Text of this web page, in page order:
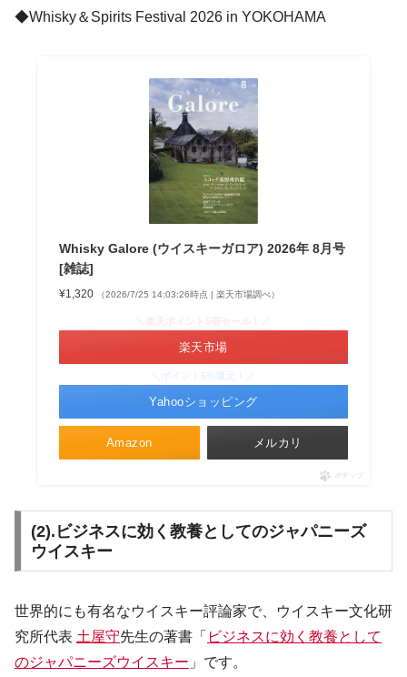
◆Whisky＆Spirits Festival 2026 in YOKOHAMA
Whisky Galore (ウイスキーガロア) 2026年 8月号
[雑誌]
¥1,320 （2026/7/25 14:03:26時点 | 楽天市場調べ）
Amazon
楽天市場
Yahooショッピング
メルカリ
ポチップ
(2).ビジネスに効く教養としてのジャパニーズ
ウイスキー
世界的にも有名なウイスキー評論家で、ウイスキー文化研
究所代表 土屋守先生の著書「 ビジネスに効く教養として
のジャパニーズウイスキー 」です。